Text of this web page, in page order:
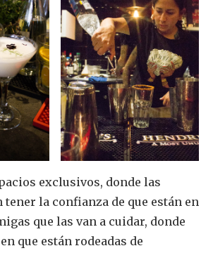
exclusivos, donde las
tener la confianza de que están en
que las van a cuidar, donde
que están rodeadas de